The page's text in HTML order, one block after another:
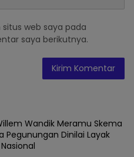
web saya pada
saya berikutnya.
Wandik Meramu Skema
Pegunungan Dinilai Layak